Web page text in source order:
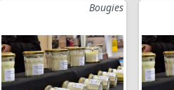
Bougies